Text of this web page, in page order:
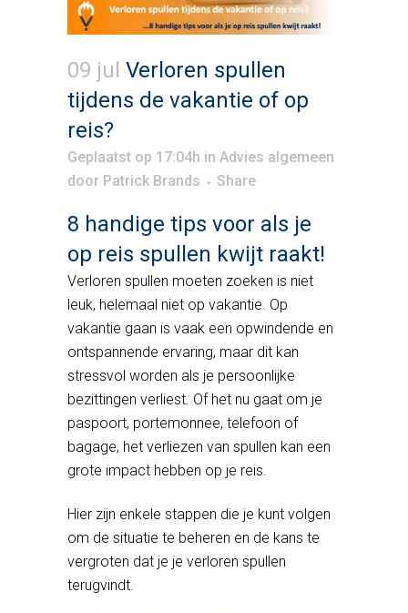
09 jul Verloren spullen
tijdens de vakantie of op
reis?
Geplaatst op 17:04h in Advies algemeen
door Patrick Brands Share
8 handige tips voor als je
op reis spullen kwijt raakt!
Verloren spullen moeten zoeken is niet
leuk, helemaal niet op vakantie. Op
vakantie gaan is vaak een opwindende en
ontspannende ervaring, maar dit kan
stressvol worden als je persoonlijke
bezittingen verliest. Of het nu gaat om je
paspoort, portemonnee, telefoon of
bagage, het verliezen van spullen kan een
grote impact hebben op je reis.
Hier zijn enkele stappen die je kunt volgen
om de situatie te beheren en de kans te
vergroten dat je je verloren spullen
terugvindt.